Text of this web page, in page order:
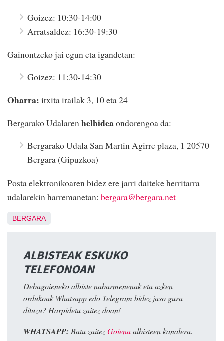
Goizez: 10:30-14:00
Arratsaldez: 16:30-19:30
Gainontzeko jai egun eta igandetan:
Goizez: 11:30-14:30
Oharra: itxita irailak 3, 10 eta 24
Bergarako Udalaren helbideaondorengoa da:
Bergarako Udala San Martin Agirre plaza, 1 20570
Bergara (Gipuzkoa)
Posta elektronikoaren bidez ere jarri daiteke herritarra
udalarekin harremanetan: bergara@bergara.net
BERGARA
ALBISTEAK ESKUKO
TELEFONOAN
Debagoieneko albiste nabarmenenak eta azken
ordukoak Whatsapp edo Telegram bidez jaso gura
dituzu? Harpidetu zaitez doan!
WHATSAPP: Batu zaitezGoienaalbisteen kanalera.